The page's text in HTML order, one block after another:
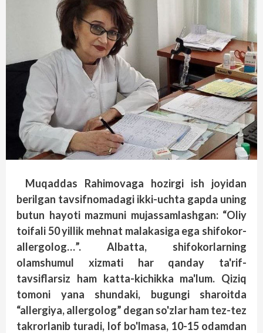
Muqaddas Rahimovaga hozirgi ish joyidan
berilgan tavsifnomadagi ikki-uchta gapda uning
butun hayoti mazmuni mujassamlashgan: “Oliy
toifali 50 yillik mehnat malakasiga ega shifokor-
allergolog…”. Albatta, shifokorlarning
olamshumul xizmati har qanday ta'rif-
tavsiflarsiz ham katta-kichikka ma'lum. Qiziq
tomoni yana shundaki, bugungi sharoitda
“allergiya, allergolog” degan so'zlar ham tez-tez
takrorlanib turadi, lof bo'lmasa, 10-15 odamdan